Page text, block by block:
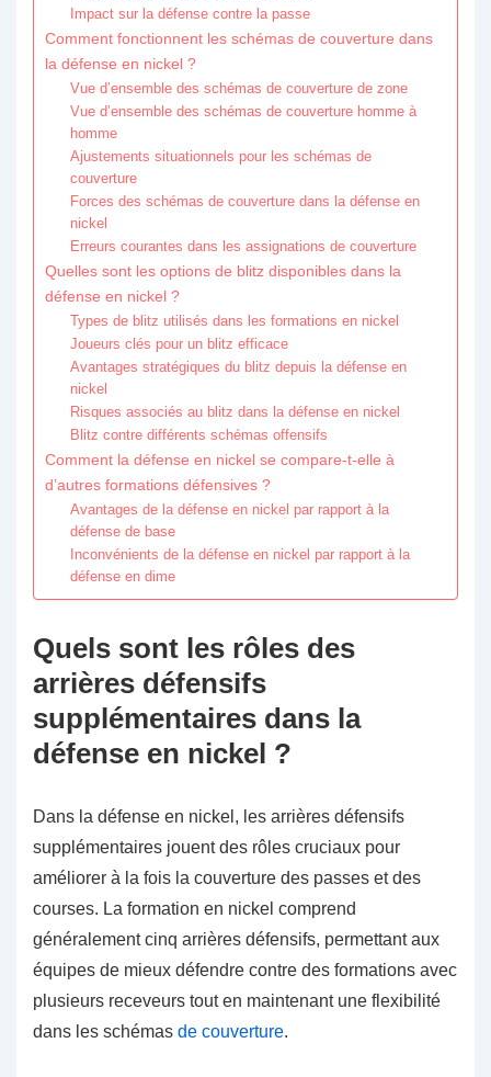
Impact sur la défense contre la passe
Comment fonctionnent les schémas de couverture dans
la défense en nickel ?
Vue d’ensemble des schémas de couverture de zone
Vue d’ensemble des schémas de couverture homme à
homme
Ajustements situationnels pour les schémas de
couverture
Forces des schémas de couverture dans la défense en
nickel
Erreurs courantes dans les assignations de couverture
Quelles sont les options de blitz disponibles dans la
défense en nickel ?
Types de blitz utilisés dans les formations en nickel
Joueurs clés pour un blitz efficace
Avantages stratégiques du blitz depuis la défense en
nickel
Risques associés au blitz dans la défense en nickel
Blitz contre différents schémas offensifs
Comment la défense en nickel se compare-t-elle à
d’autres formations défensives ?
Avantages de la défense en nickel par rapport à la
défense de base
Inconvénients de la défense en nickel par rapport à la
défense en dime
Quels sont les rôles des
arrières défensifs
supplémentaires dans la
défense en nickel ?
Dans la défense en nickel, les arrières défensifs
supplémentaires jouent des rôles cruciaux pour
améliorer à la fois la couverture des passes et des
courses. La formation en nickel comprend
généralement cinq arrières défensifs, permettant aux
équipes de mieux défendre contre des formations avec
plusieurs receveurs tout en maintenant une flexibilité
dans les schémas de couverture.